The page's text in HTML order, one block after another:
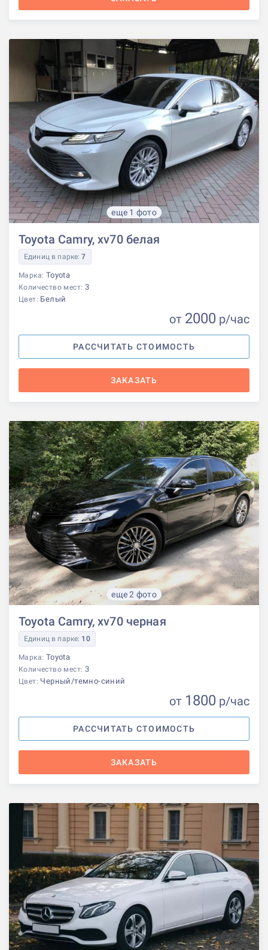
еще 1 фото
Toyota Camry, xv70 белая
Единиц в парке:7
Марка: Toyota
Количество мест: 3
Цвет: Белый
от 2000 р/час
РАССЧИТАТЬ СТОИМОСТЬ
ЗАКАЗАТЬ
еще 2 фото
Toyota Camry, xv70 черная
Единиц в парке: 10
Марка: Toyota
Количество мест: 3
Цвет: Черный/темно-синий
от 1800 р/час
РАССЧИТАТЬ СТОИМОСТЬ
ЗАКАЗАТЬ